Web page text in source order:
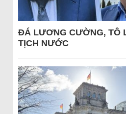
ĐÁ LƯƠNG CƯỜNG, TÔ
TỊCH NƯỚC